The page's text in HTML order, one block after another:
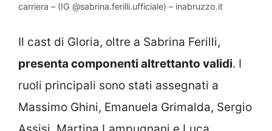
carriera – (IG @sabrina.ferilli.ufficiale) – inabruzzo.it
Il cast di Gloria, oltre a Sabrina Ferilli,
presenta componenti altrettanto validi. I
ruoli principali sono stati assegnati a
Massimo Ghini, Emanuela Grimalda, Sergio